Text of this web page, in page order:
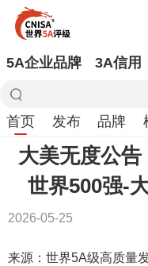
5A企业品牌 3A信用
首页 发布 品牌
大美无度公
世界500强-
2026-05-25
来源：世界5A级高质量